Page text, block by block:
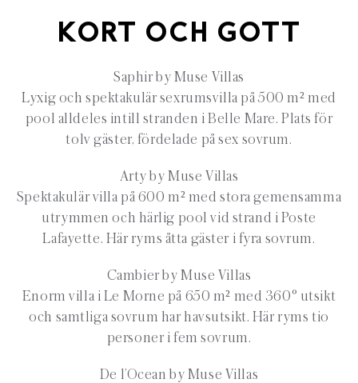
KORT OCH GOTT
Saphir by Muse Villas
Lyxig och spektakulär sexrumsvilla på 500 m² med
pool alldeles intill stranden i Belle Mare. Plats för
tolv gäster, fördelade på sex sovrum.
Arty by Muse Villas
Spektakulär villa på 600 m² med stora gemensamma
utrymmen och härlig pool vid strand i Poste
Lafayette. Här ryms åtta gäster i fyra sovrum.
Cambier by Muse Villas
Enorm villa i Le Morne på 650 m² med 360° utsikt
och samtliga sovrum har havsutsikt. Här ryms tio
personer i fem sovrum.
De l’Ocean by Muse Villas